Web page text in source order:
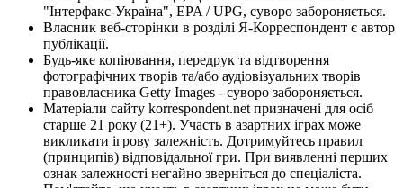
"Інтерфакс-Україна", EPA / UPG, суворо забороняється.
Власник веб-сторінки в розділі Я-Корреспондент є автор
публікації.
Будь-яке копіювання, передрук та відтворення
фотографічних творів та/або аудіовізуальних творів
правовласника Getty Images - суворо забороняється.
Матеріали сайту korrespondent.net призначені для осіб
старше 21 року (21+). Участь в азартних іграх може
викликати ігрову залежність. Дотримуйтесь правил
(принципів) відповідальної гри. При виявленні перших
ознак залежності негайно зверніться до спеціаліста.